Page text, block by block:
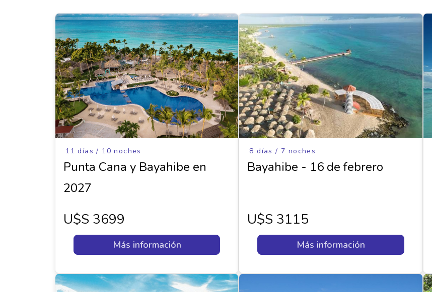
11 días / 10 noches
Punta Cana y Bayahibe en
2027
U$s 3699
Más información
8 días / 7 noches
Bayahibe - 16 de febrero
U$s 3115
Más información